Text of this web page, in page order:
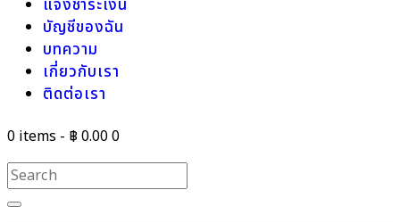
แจ้งชำระเงิน
บัญชีของฉัน
บทความ
เกี่ยวกับเรา
ติดต่อเรา
0 items - ฿ 0.000